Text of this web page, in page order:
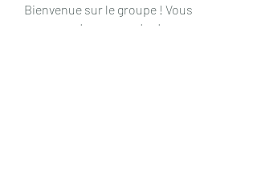
Bienvenue sur le groupe ! Vous
pouvez entrer en contact avec